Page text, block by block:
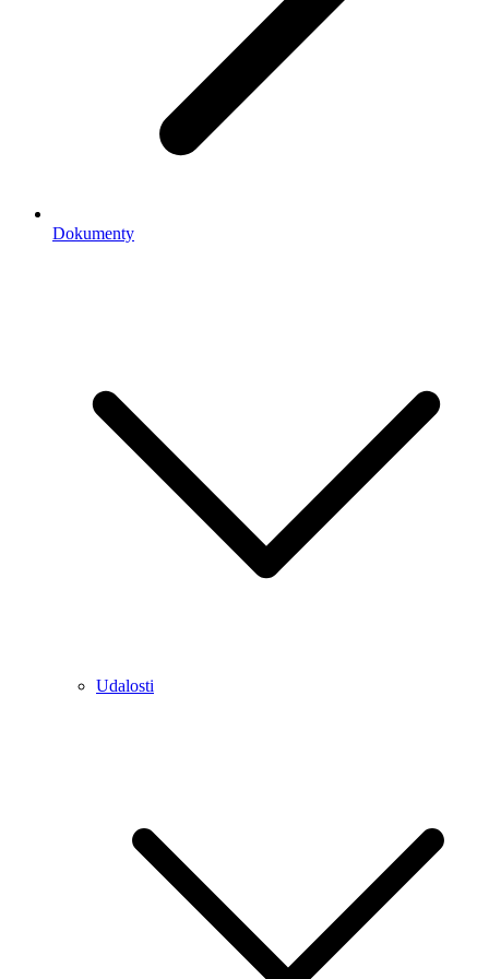
Dokumenty
Udalosti